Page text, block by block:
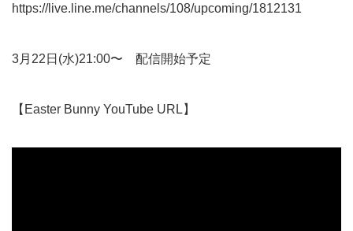
https://live.line.me/channels/108/upcoming/1812131
3月22日(水)21:00〜 配信開始予定
【Easter Bunny YouTube URL】